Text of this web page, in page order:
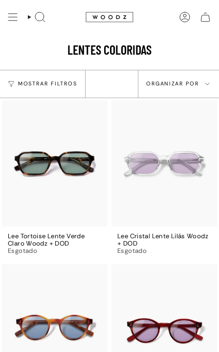
para
conteúdoPESQUISAR CONTA
LENTES COLORIDAS
MOSTRAR FILTROS ORGANIZAR POR
Lee Tortoise Lente Verde
ClaroWoodz + DOD
Esgotado
Lee Cristal Lente Lilás Woodz
+ DOD
Esgotado